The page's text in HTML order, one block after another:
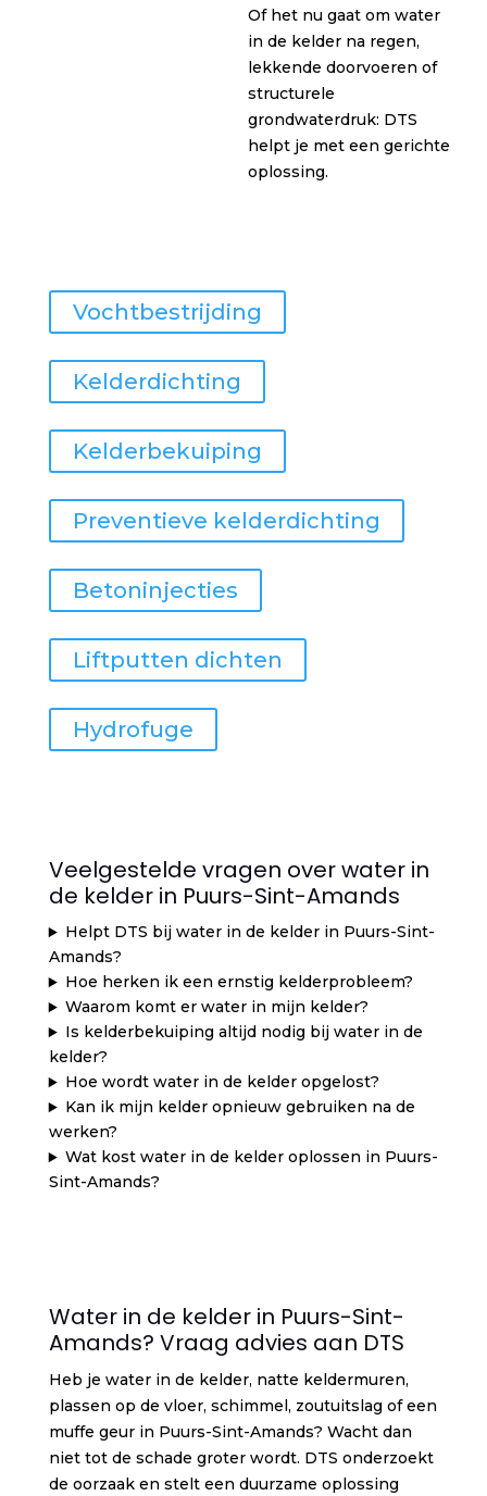
Of het nu gaat om water
in de kelder na regen,
lekkende doorvoeren of
structurele
grondwaterdruk: DTS
helpt je met een gerichte
oplossing.
Vochtbestrijding
Kelderdichting
Kelderbekuiping
Preventieve kelderdichting
Betoninjecties
Liftputten dichten
Hydrofuge
Veelgestelde vragen over water in
de kelder in Puurs-Sint-Amands
Helpt DTS bij water in de kelder in Puurs-Sint-
Amands?
Hoe herken ik een ernstig kelderprobleem?
Waarom komt er water in mijn kelder?
Is kelderbekuiping altijd nodig bij water in de
kelder?
Hoe wordt water in de kelder opgelost?
Kan ik mijn kelder opnieuw gebruiken na de
werken?
Wat kost water in de kelder oplossen in Puurs-
Sint-Amands?
Water in de kelder in Puurs-Sint-
Amands? Vraag advies aan DTS
Heb je water in de kelder, natte keldermuren,
plassen op de vloer, schimmel, zoutuitslag of een
muffe geur in Puurs-Sint-Amands? Wacht dan
niet tot de schade groter wordt. DTS onderzoekt
de oorzaak en stelt een duurzame oplossing